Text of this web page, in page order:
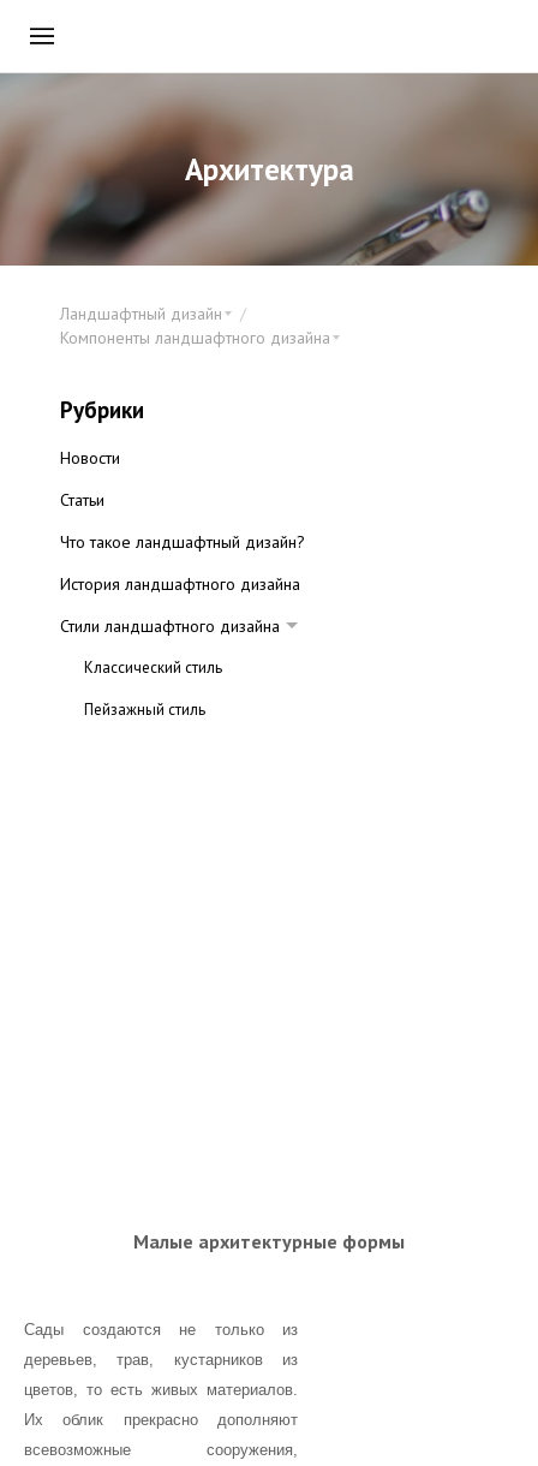
Архитектура
Ландшафтный дизайн
Компоненты ландшафтного дизайна
Рубрики
Новости
Статьи
Что такое ландшафтный дизайн?
История ландшафтного дизайна
Стили ландшафтного дизайна
Классический стиль
Пейзажный стиль
Патио
Подпорные стенки
Полив
Малые архитектурные формы
Сады создаются не только из
деревьев, трав, кустарников из
цветов, то есть живых материалов.
Их облик прекрасно дополняют
всевозможные сооружения,